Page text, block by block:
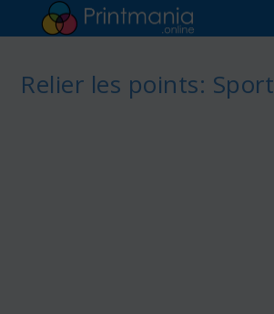
Relier les points: Sport